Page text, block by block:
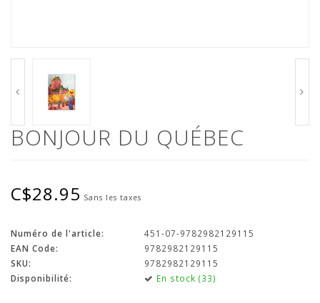
BONJOUR DU QUÉBEC
C$28.95 Sans les taxes
Numéro de l'article:
451-07-9782982129115
EAN Code:
9782982129115
SKU:
9782982129115
Disponibilité:
En stock (33)